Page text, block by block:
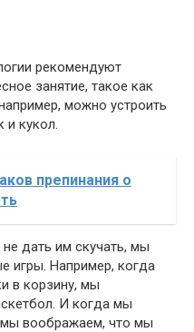
рекомендуют
занятие, такое как
можно устроить
и кукол.
препинания о
дать им скучать, мы
игры. Например, когда
в корзину, мы
И когда мы
мы воображаем, что мы